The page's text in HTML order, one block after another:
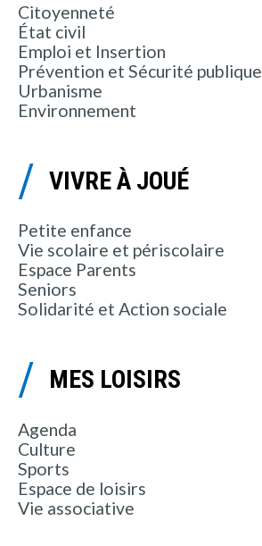
Citoyenneté
État civil
Emploi et Insertion
Prévention et Sécurité publique
Urbanisme
Environnement
VIVRE À JOUÉ
Petite enfance
Vie scolaire et périscolaire
Espace Parents
Seniors
Solidarité et Action sociale
MES LOISIRS
Agenda
Culture
Sports
Espace de loisirs
Vie associative